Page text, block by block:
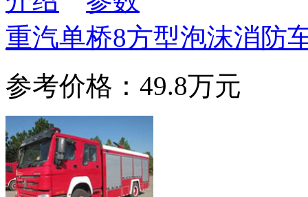
重汽单桥8方型泡沫消防
参考价格：49.8万元